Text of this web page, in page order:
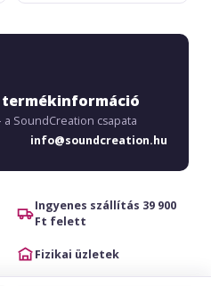
termékinformáció
SoundCreation csapata
info@soundcreation.hu
Ingyenes szállítás 39 900
Ft felett
Fizikai üzletek